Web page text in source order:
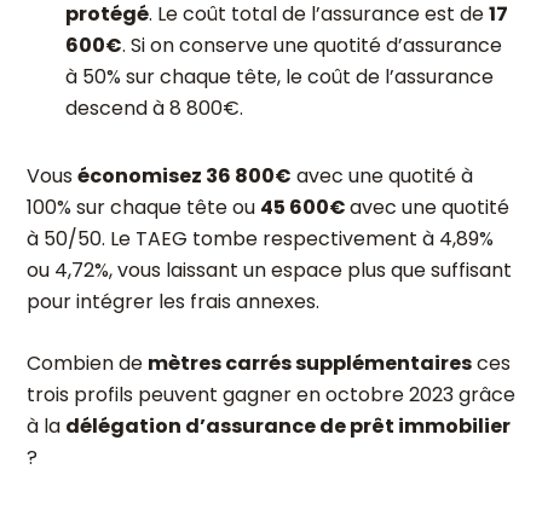
protégé. Le coût total de l’assurance est de17
600€. Si on conserve une quotité d’assurance
à 50% sur chaque tête, le coût de l’assurance
descend à 8 800€.
Vouséconomisez 36 800€ avec une quotité à
100% sur chaque tête ou 45 600€avec une quotité
à 50/50. Le TAEG tombe respectivement à 4,89%
ou 4,72%, vous laissant un espace plus que suffisant
pour intégrer les frais annexes.
Combien de mètres carrés supplémentairesces
trois profils peuvent gagner en octobre 2023 grâce
à la délégation d’assurance de prêt immobilier
?